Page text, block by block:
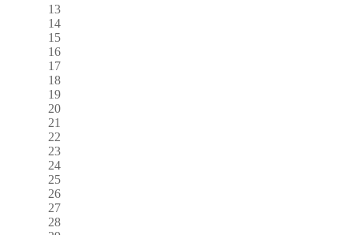
13
14
15
16
17
18
19
20
21
22
23
24
25
26
27
28